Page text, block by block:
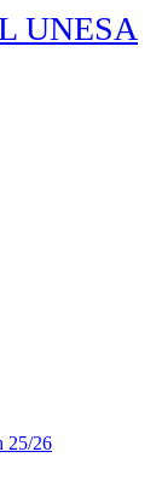
UNESA
25/26